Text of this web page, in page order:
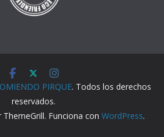
PIRQUE. Todos los derechos
reservados.
Funciona con WordPress.